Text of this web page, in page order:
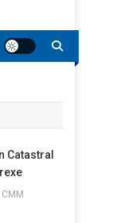
Catastral
CMM